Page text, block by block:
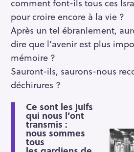
pour croire encore à la vie ?
Après un tel ébranlement,
dire que l’avenir est plus
mémoire ?
Sauront-ils, saurons-nous
déchirures ?
Ce sont les juifs
qui nous l’ont
transmis :
nous sommes
tous